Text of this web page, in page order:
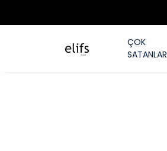
ÇOK
SATANLAR